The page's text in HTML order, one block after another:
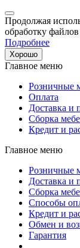
Продолжая
обработку
Подробнее
Хорошо
Главное меню
Розничные
Оплата
Доставка и
Сборка
Кредит и
Главное меню
Розничные
Доставка и
Сборка
Способы
Кредит и
Обмен и
Гарантия